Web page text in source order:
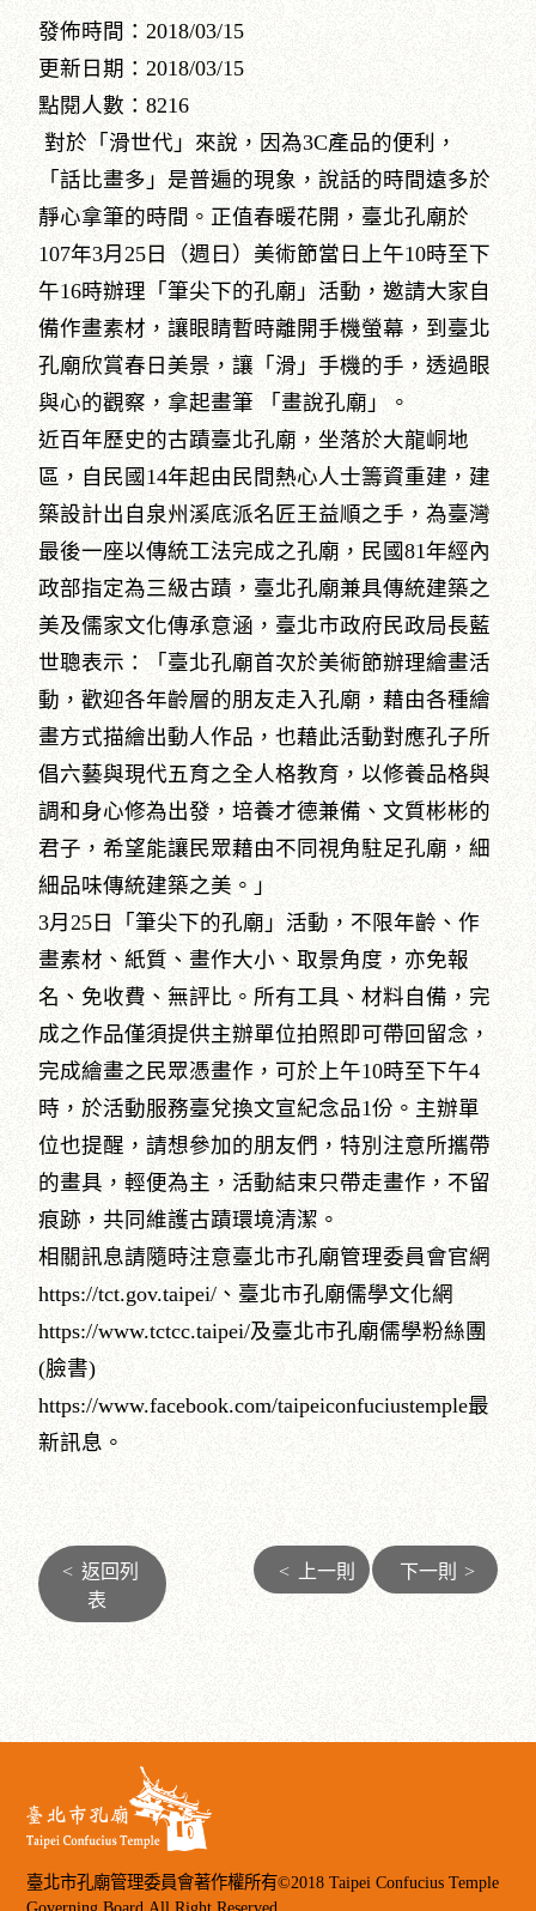
發佈時間：2018/03/15
更新日期：2018/03/15
點閱人數：8216
對於「滑世代」來說，因為3C產品的便利，
「話比畫多」是普遍的現象，說話的時間遠多於
靜心拿筆的時間。正值春暖花開，臺北孔廟於
107年3月25日（週日）美術節當日上午10時至下
午16時辦理「筆尖下的孔廟」活動，邀請大家自
備作畫素材，讓眼睛暫時離開手機螢幕，到臺北
孔廟欣賞春日美景，讓「滑」手機的手，透過眼
與心的觀察，拿起畫筆 「畫說孔廟」。
近百年歷史的古蹟臺北孔廟，坐落於大龍峒地
區，自民國14年起由民間熱心人士籌資重建，建
築設計出自泉州溪底派名匠王益順之手，為臺灣
最後一座以傳統工法完成之孔廟，民國81年經內
政部指定為三級古蹟，臺北孔廟兼具傳統建築之
美及儒家文化傳承意涵，臺北市政府民政局長藍
世聰表示：「臺北孔廟首次於美術節辦理繪畫活
動，歡迎各年齡層的朋友走入孔廟，藉由各種繪
畫方式描繪出動人作品，也藉此活動對應孔子所
倡六藝與現代五育之全人格教育，以修養品格與
調和身心修為出發，培養才德兼備、文質彬彬的
君子，希望能讓民眾藉由不同視角駐足孔廟，細
細品味傳統建築之美。」
3月25日「筆尖下的孔廟」活動，不限年齡、作
畫素材、紙質、畫作大小、取景角度，亦免報
名、免收費、無評比。所有工具、材料自備，完
成之作品僅須提供主辦單位拍照即可帶回留念，
完成繪畫之民眾憑畫作，可於上午10時至下午4
時，於活動服務臺兌換文宣紀念品1份。主辦單
位也提醒，請想參加的朋友們，特別注意所攜帶
的畫具，輕便為主，活動結束只帶走畫作，不留
痕跡，共同維護古蹟環境清潔。
相關訊息請隨時注意臺北市孔廟管理委員會官網
https://tct.gov.taipei/、臺北市孔廟儒學文化網
https://www.tctcc.taipei/及臺北市孔廟儒學粉絲團
(臉書)
https://www.facebook.com/taipeiconfuciustemple最
新訊息。
< 返回列
表
< 上一則 下一則 >
臺北市孔廟管理委員會著作權所有©2018 Taipei Confucius Temple